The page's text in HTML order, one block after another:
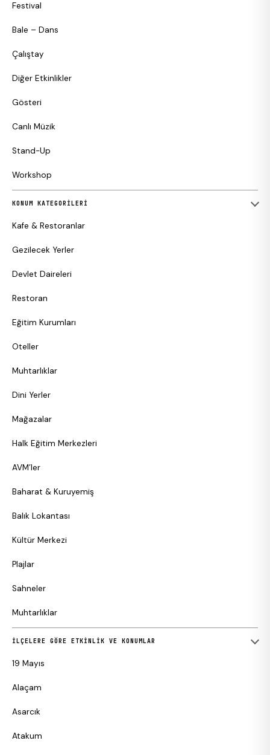
Festival
Bale – Dans
Çalıştay
Diğer Etkinlikler
Gösteri
Canlı Müzik
Stand-Up
Workshop
KONUM KATEGORILERI
Kafe & Restoranlar
Gezilecek Yerler
Devlet Daireleri
Restoran
Eğitim Kurumları
Oteller
Muhtarlıklar
Dini Yerler
Mağazalar
Halk Eğitim Merkezleri
AVM’ler
Baharat & Kuruyemiş
Balık Lokantası
Kültür Merkezi
Plajlar
Sahneler
Muhtarlıklar
İLÇELERE GÖRE ETKINLIK VE KONUMLAR
19 Mayıs
Alaçam
Asarcık
Atakum